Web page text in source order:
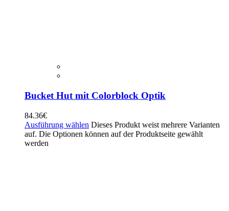
Bucket Hut mit Colorblock Optik
84.36€
Ausführung wählen Dieses Produkt weist mehrere Varianten
auf. Die Optionen können auf der Produktseite gewählt
werden